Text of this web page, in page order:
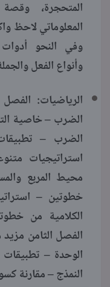
المتحجرة،
المعلوماتي لاحظ
وفي النحو
وأنواع الفعل
الرياضيات:
الضرب – خاصية
الضرب –
استراتيجيات
محيط المربع
خطوتين –
الكلامية من
الفصل الثامن
الوحدة –
النمذج – مقارنة